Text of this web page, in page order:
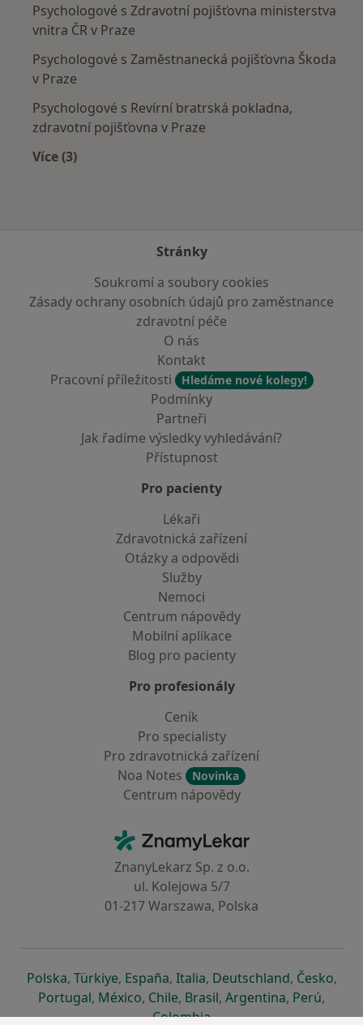
Psychologové s Zdravotní pojišťovna ministerstva
vnitra ČR v Praze
Psychologové s Zaměstnanecká pojišťovna Škoda
v Praze
Psychologové s Revírní bratrská pokladna,
zdravotní pojišťovna v Praze
Více (3)
Stránky
Soukromí a soubory cookies
Zásady ochrany osobních údajů pro zaměstnance
zdravotní péče
O nás
Kontakt
Pracovní příležitosti
Hledáme nové kolegy!
Podmínky
Partneři
Jak řadíme výsledky vyhledávání?
Přístupnost
Pro pacienty
Lékaři
Zdravotnická zařízení
Otázky a odpovědi
Služby
Nemoci
Centrum nápovědy
Mobilní aplikace
Blog pro pacienty
Pro profesionály
Ceník
Pro specialisty
Pro zdravotnická zařízení
Noa Notes
Novinka
Centrum nápovědy
ZnamyLekar - Hlavní stránka
ZnanyLekarz Sp. z o.o.
ul. Kolejowa 5/7
01-217 Warszawa, Polska
Polskase otevře v nové záložce
, Türkiyese otevře v nové záložce
, Españase otevře v nové záložce
, Italiase otevře v nové záložce
, Deutschlandse otevře v
, Českose
,
Portugalse otevře v nové záložce
, Méxicose otevře v nové záložce
, Chilese otevře v nové záložce
, Brasilse otevře v nové
, Argentinase otevře v
, Perúse
,
Colombiase otevře v nové záložce